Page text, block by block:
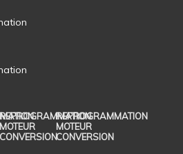
MOTEUR
REPROGRAMMATION
MOTEUR
CONVERSION